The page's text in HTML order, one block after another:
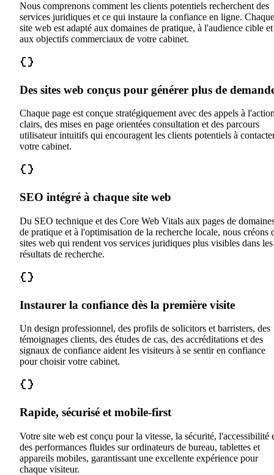
Nous comprenons comment les clients potentiels recherchent des
services juridiques et ce qui instaure la confiance en ligne. Chaque
site web est adapté aux domaines de pratique, à l'audience cible et
aux objectifs commerciaux de votre cabinet.
Des sites web conçus pour générer plus de
Chaque page est conçue stratégiquement avec des appels à
clairs, des mises en page orientées consultation et des parcours
utilisateur intuitifs qui encouragent les clients potentiels à
votre cabinet.
SEO intégré à chaque site web
Du SEO technique et des Core Web Vitals aux pages de
de pratique et à l'optimisation de la recherche locale, nous créons
sites web qui rendent vos services juridiques plus visibles dans les
résultats de recherche.
Instaurer la confiance dès la première visite
Un design professionnel, des profils de solicitors et barristers, des
témoignages clients, des études de cas, des accréditations et des
signaux de confiance aident les visiteurs à se sentir en confiance
pour choisir votre cabinet.
Rapide, sécurisé et mobile-first
Votre site web est conçu pour la vitesse, la sécurité, l'accessibilité
des performances fluides sur ordinateurs de bureau, tablettes et
appareils mobiles, garantissant une excellente expérience pour
chaque visiteur.